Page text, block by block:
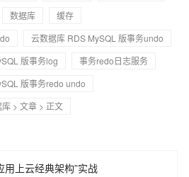
数据库
缓存
云数据库 RDS MySQL 版事务undo
版事务log
事务redo日志服务
版事务redo undo
库 > 文章 > 正文
用上云经典架构”实战